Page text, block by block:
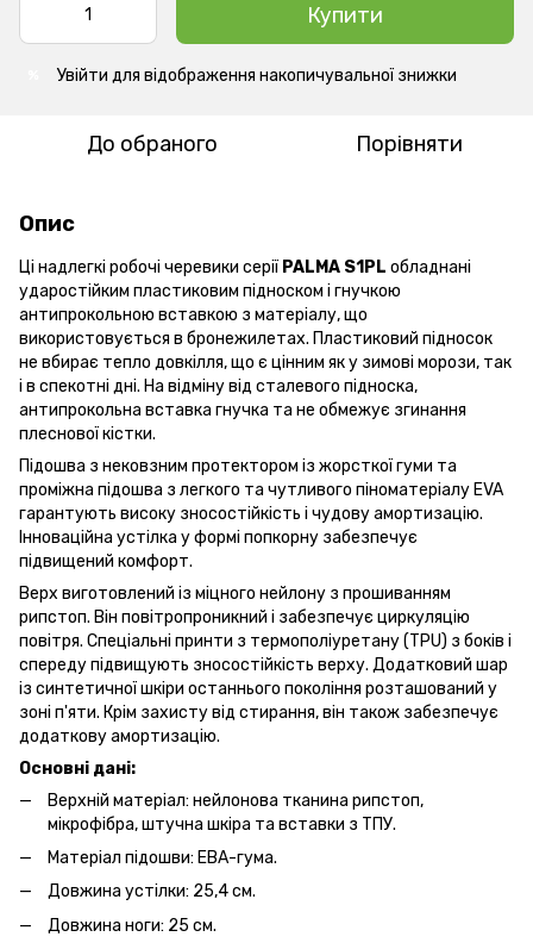
Купити
Увійти для відображення накопичувальної знижки
До обраного Порівняти
Опис
Ці надлегкі робочі черевики серії PALMA S1PL обладнані
ударостійким пластиковим підноском і гнучкою
антипрокольною вставкою з матеріалу, що
використовується в бронежилетах. Пластиковий підносок
не вбирає тепло довкілля, що є цінним як у зимові морози, так
і в спекотні дні. На відміну від сталевого підноска,
антипрокольна вставка гнучка та не обмежує згинання
плеснової кістки.
Підошва з нековзним протектором із жорсткої гуми та
проміжна підошва з легкого та чутливого піноматеріалу EVA
гарантують високу зносостійкість і чудову амортизацію.
Інноваційна устілка у формі попкорну забезпечує
підвищений комфорт.
Верх виготовлений із міцного нейлону з прошиванням
рипстоп. Він повітропроникний і забезпечує циркуляцію
повітря. Спеціальні принти з термополіуретану (TPU) з боків і
спереду підвищують зносостійкість верху. Додатковий шар
із синтетичної шкіри останнього покоління розташований у
зоні п'яти. Крім захисту від стирання, він також забезпечує
додаткову амортизацію.
Основні дані:
Верхній матеріал: нейлонова тканина рипстоп,
мікрофібра, штучна шкіра та вставки з ТПУ.
Матеріал підошви: ЕВА-гума.
Довжина устілки: 25,4 см.
Довжина ноги: 25 см.